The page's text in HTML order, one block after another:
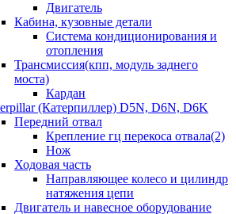
Двигатель
Кабина, кузовные детали
Система кондиционирования и
отопления
Трансмиссия(кпп, модуль заднего
моста)
Кардан
(Катерпиллер) D5N, D6N, D6K
Передний отвал
Крепление гц перекоса отвала(2)
Нож
Ходовая часть
Направляющее колесо и цилиндр
натяжения цепи
Двигатель и навесное оборудование